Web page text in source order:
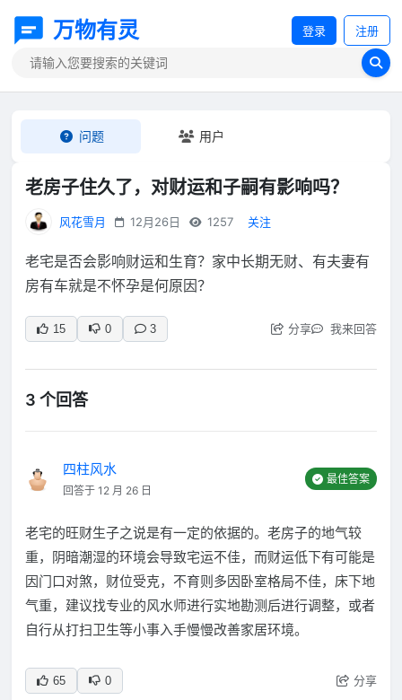
万物有灵 登录 注册
问题 用户
老房子住久了，对财运和子嗣有影响吗？
风花雪月 12月26日 1257 关注
老宅是否会影响财运和生育？家中长期无财、有夫妻有
房有车就是不怀孕是何原因？
15 0 3 分享 我来回答
3 个回答
四柱风水
回答于 12 月 26 日
最佳答案
老宅的旺财生子之说是有一定的依据的。老房子的地气较
重，阴暗潮湿的环境会导致宅运不佳，而财运低下有可能是
因门口对煞，财位受克，不育则多因卧室格局不佳，床下地
气重，建议找专业的风水师进行实地勘测后进行调整，或者
自行从打扫卫生等小事入手慢慢改善家居环境。
65 0 分享